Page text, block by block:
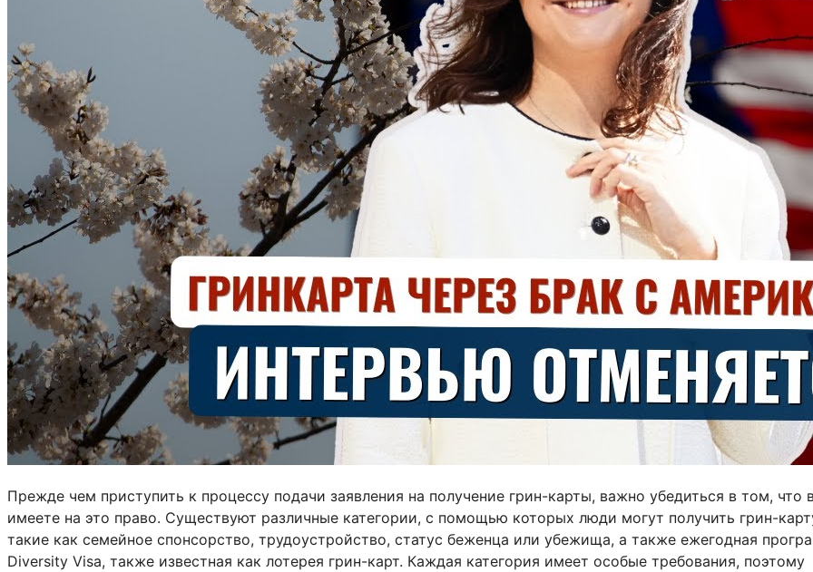
Прежде чем приступить к процессу подачи заявления на получение грин-карты, важно убедиться в том, что
имеете на это право. Существуют различные категории, с помощью которых люди могут получить грин-
такие как семейное спонсорство, трудоустройство, статус беженца или убежища, а также ежегодная
Diversity Visa, также известная как лотерея грин-карт. Каждая категория имеет особые требования, поэтому